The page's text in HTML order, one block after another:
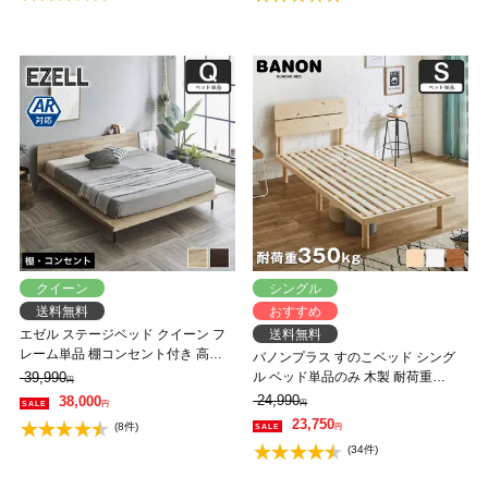
クイーン
送料無料
エゼル ステージベッド クイーン フ
レーム単品 棚コンセント付き 高さ
２段階調整 すのこベッド ステージ
ベッド 脚付きベッド 【大型家具配
送】
39,990円
38,000円
(8件)
シングル
おすすめ
送料無料
バノンプラス すのこベッド シング
ル ベッド単品のみ 木製 耐荷重
350kg 組立簡単 棚付き コンセント
高さ4段階 【大型家具配送】
24,990円
23,750円
(34件)